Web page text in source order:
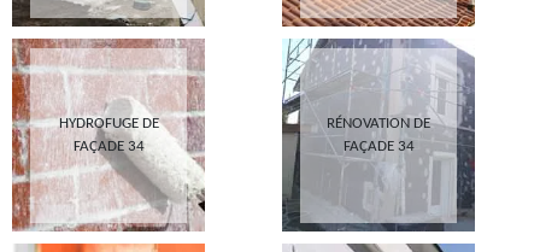
HYDROFUGE DE
FAÇADE 34
RÉNOVATION DE
FAÇADE 34